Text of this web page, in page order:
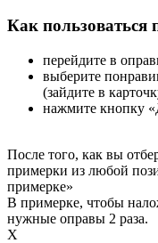
Как пользоваться
перейдите в
выберите
(зайдите в
нажмите кнопку
После того, как вы
примерки из любой
примерке»
В примерке, чтобы
нужные оправы 2 раза.
X